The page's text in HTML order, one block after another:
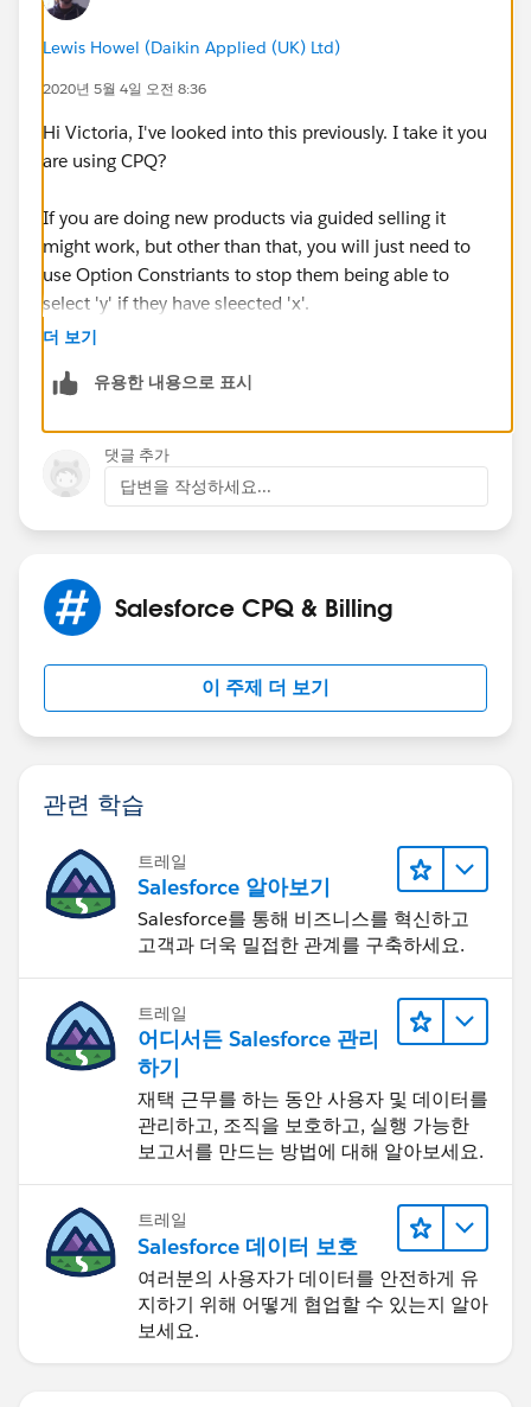
Lewis Howel (Daikin Applied (UK) Ltd)
2020년 5월 4일 오전 8:36
Hi Victoria, I've looked into this previously. I take it you
are using CPQ?
If you are doing new products via guided selling it
might work, but other than that, you will just need to
use Option Constriants to stop them being able to
select 'y' if they have sleected 'x'.
though.
더 보기
유용한 내용으로 표시
댓글 추가
답변을 작성하세요...
Salesforce CPQ & Billing
이 주제 더 보기
관련 학습
트레일
Salesforce 알아보기
Salesforce를 통해 비즈니스를 혁신하고
고객과 더욱 밀접한 관계를 구축하세요.
트레일
어디서든 Salesforce 관리
하기
재택 근무를 하는 동안 사용자 및 데이터를
관리하고, 조직을 보호하고, 실행 가능한
보고서를 만드는 방법에 대해 알아보세요.
트레일
Salesforce 데이터 보호
여러분의 사용자가 데이터를 안전하게 유
지하기 위해 어떻게 협업할 수 있는지 알아
보세요.